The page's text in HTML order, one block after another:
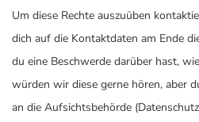
Um diese Rechte auszuüben
dich auf die Kontaktdaten am Ende
du eine Beschwerde darüber hast,
würden wir diese gerne hören, aber
an die Aufsichtsbehörde